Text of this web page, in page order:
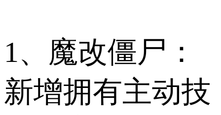
1、魔改僵尸：
新增拥有主动技